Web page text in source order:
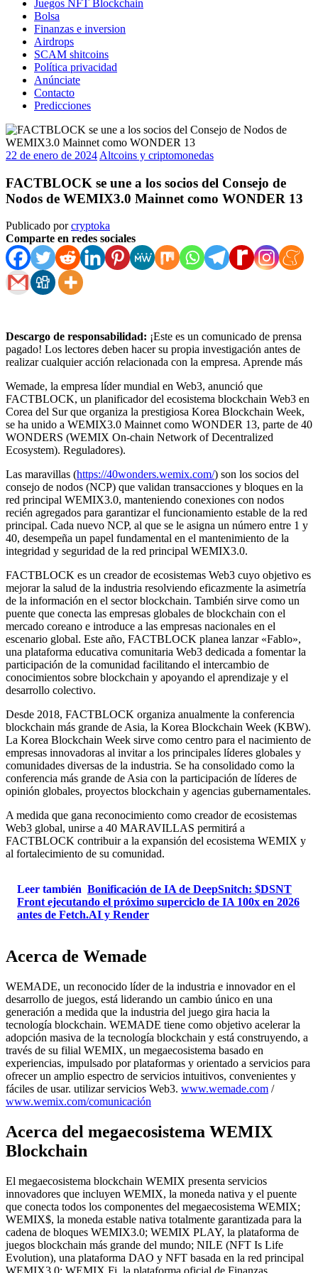
Juegos NFT Blockchain
Bolsa
Finanzas e inversion
Airdrops
SCAM shitcoins
Política privacidad
Anúnciate
Contacto
Predicciones
22 de enero de 2024 Altcoins y criptomonedas
FACTBLOCK se une a los socios del Consejo de
Nodos de WEMIX3.0 Mainnet como WONDER 13
Publicado porcryptoka
Comparte en redes sociales
Descargo de responsabilidad: ¡Este es un comunicado de prensa
pagado! Los lectores deben hacer su propia investigación antes de
realizar cualquier acción relacionada con la empresa. Aprende más
Wemade, la empresa líder mundial en Web3, anunció que
FACTBLOCK, un planificador del ecosistema blockchain Web3 en
Corea del Sur que organiza la prestigiosa Korea Blockchain Week,
se ha unido a WEMIX3.0 Mainnet como WONDER 13, parte de 40
WONDERS (WEMIX On-chain Network of Decentralized
Ecosystem). Reguladores).
Las maravillas (https://40wonders.wemix.com/) son los socios del
consejo de nodos (NCP) que validan transacciones y bloques en la
red principal WEMIX3.0, manteniendo conexiones con nodos
recién agregados para garantizar el funcionamiento estable de la red
principal. Cada nuevo NCP, al que se le asigna un número entre 1 y
40, desempeña un papel fundamental en el mantenimiento de la
integridad y seguridad de la red principal WEMIX3.0.
FACTBLOCK es un creador de ecosistemas Web3 cuyo objetivo es
mejorar la salud de la industria resolviendo eficazmente la asimetría
de la información en el sector blockchain. También sirve como un
puente que conecta las empresas globales de blockchain con el
mercado coreano e introduce a las empresas nacionales en el
escenario global. Este año, FACTBLOCK planea lanzar «Fablo»,
una plataforma educativa comunitaria Web3 dedicada a fomentar la
participación de la comunidad facilitando el intercambio de
conocimientos sobre blockchain y apoyando el aprendizaje y el
desarrollo colectivo.
Desde 2018, FACTBLOCK organiza anualmente la conferencia
blockchain más grande de Asia, la Korea Blockchain Week (KBW).
La Korea Blockchain Week sirve como centro para el nacimiento de
empresas innovadoras al invitar a los principales líderes globales y
comunidades diversas de la industria. Se ha consolidado como la
conferencia más grande de Asia con la participación de líderes de
opinión globales, proyectos blockchain y agencias gubernamentales.
A medida que gana reconocimiento como creador de ecosistemas
Web3 global, unirse a 40 MARAVILLAS permitirá a
FACTBLOCK contribuir a la expansión del ecosistema WEMIX y
al fortalecimiento de su comunidad.
Leer también Bonificación de IA de DeepSnitch: $DSNT
Front ejecutando el próximo superciclo de IA 100x en 2026
antes de Fetch.AI y Render
Acerca de Wemade
WEMADE, un reconocido líder de la industria e innovador en el
desarrollo de juegos, está liderando un cambio único en una
generación a medida que la industria del juego gira hacia la
tecnología blockchain. WEMADE tiene como objetivo acelerar la
adopción masiva de la tecnología blockchain y está construyendo, a
través de su filial WEMIX, un megaecosistema basado en
experiencias, impulsado por plataformas y orientado a servicios para
ofrecer un amplio espectro de servicios intuitivos, convenientes y
fáciles de usar. utilizar servicios Web3. www.wemade.com /
www.wemix.com/comunicación
Acerca del megaecosistema WEMIX
Blockchain
El megaecosistema blockchain WEMIX presenta servicios
innovadores que incluyen WEMIX, la moneda nativa y el puente
que conecta todos los componentes del megaecosistema WEMIX;
WEMIX$, la moneda estable nativa totalmente garantizada para la
cadena de bloques WEMIX3.0; WEMIX PLAY, la plataforma de
juegos blockchain más grande del mundo; NILE (NFT Is Life
Evolution), una plataforma DAO y NFT basada en la red principal
WEMIX3.0; WEMIX.Fi, la plataforma oficial de Finanzas